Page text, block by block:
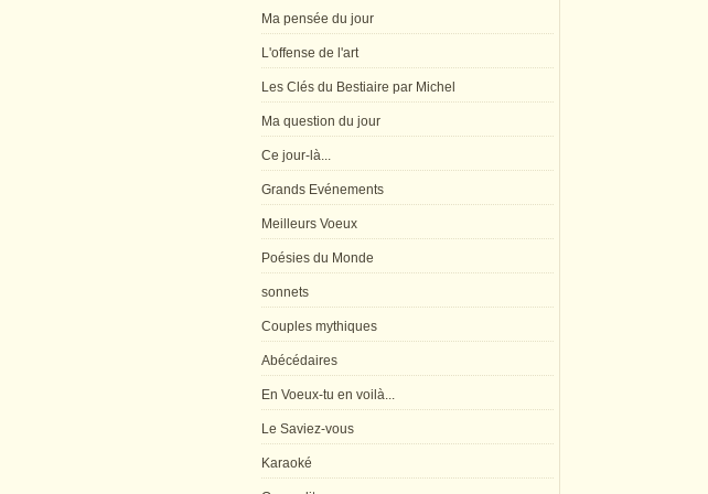
Ma pensée du jour
L'offense de l'art
Les Clés du Bestiaire par Michel
Ma question du jour
Ce jour-là...
Grands Evénements
Meilleurs Voeux
Poésies du Monde
sonnets
Couples mythiques
Abécédaires
En Voeux-tu en voilà...
Le Saviez-vous
Karaoké